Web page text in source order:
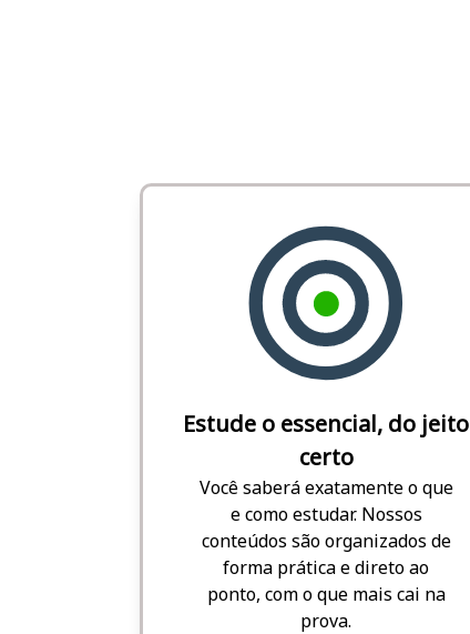
Estude o essencial, do jeito
certo
Você saberá exatamente o que
e como estudar. Nossos
conteúdos são organizados de
forma prática e direto ao
ponto, com o que mais cai na
prova.